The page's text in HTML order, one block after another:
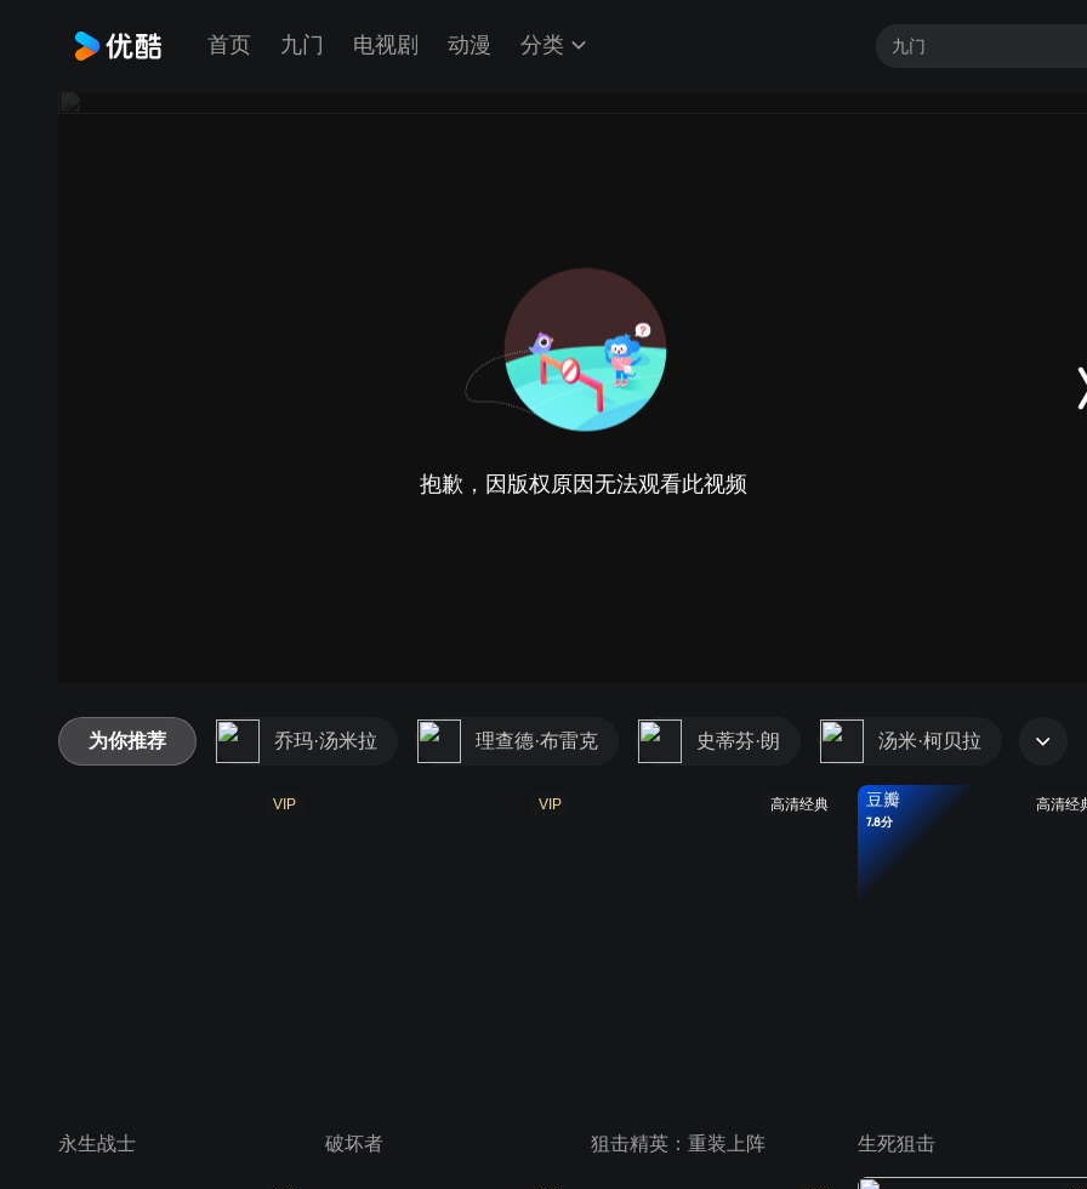
首页 九门 电视剧 动漫 分类
抱歉，因版权原因无法观看此视频
为你推荐 乔玛·汤米拉 理查德·布雷克 史蒂芬·朗 汤米·柯贝拉
VIP
永生战士
VIP
破坏者
高清经典
狙击精英：重装上阵
高清经
豆瓣
7.8分
生死狙击